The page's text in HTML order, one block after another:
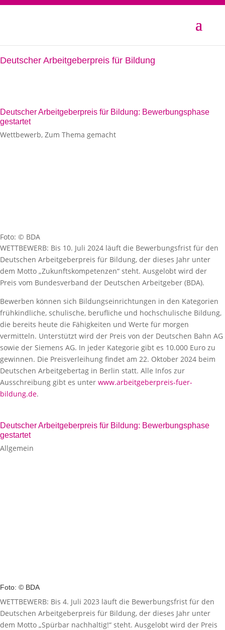
Deutscher Arbeitgeberpreis für Bildung
Deutscher Arbeitgeberpreis für Bildung: Bewerbungsphase
gestartet
Wettbewerb, Zum Thema gemacht
Foto: © BDA
WETTBEWERB: Bis 10. Juli 2024 läuft die Bewerbungsfrist für den
Deutschen Arbeitgeberpreis für Bildung, der dieses Jahr unter
dem Motto „Zukunftskompetenzen“ steht. Ausgelobt wird der
Preis vom Bundesverband der Deutschen Arbeitgeber (BDA).
Bewerben können sich Bildungseinrichtungen in den Kategorien
frühkindliche, schulische, berufliche und hochschulische Bildung,
die bereits heute die Fähigkeiten und Werte für morgen
vermitteln. Unterstützt wird der Preis von der Deutschen Bahn AG
sowie der Siemens AG. In jeder Kategorie gibt es 10.000 Euro zu
gewinnen. Die Preisverleihung findet am 22. Oktober 2024 beim
Deutschen Arbeitgebertag in Berlin statt. Alle Infos zur
Ausschreibung gibt es unter www.arbeitgeberpreis-fuer-
bildung.de.
Deutscher Arbeitgeberpreis für Bildung: Bewerbungsphase
gestartet
Allgemein
Foto: © BDA
WETTBEWERB: Bis 4. Juli 2023 läuft die Bewerbungsfrist für den
Deutschen Arbeitgeberpreis für Bildung, der dieses Jahr unter
dem Motto „Spürbar nachhaltig!“ steht. Ausgelobt wird der Preis